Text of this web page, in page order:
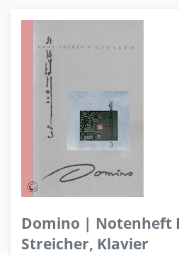
Domino | Notenheft
Streicher, Klavier